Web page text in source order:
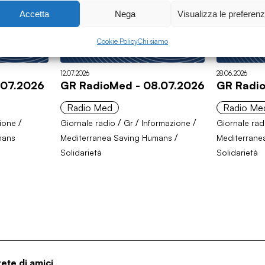
Accetta Nega Visualizza le
Cookie PolicyChi siamo
/
12.07.2026
GR RadioMed - 08.07.2026
Radio Med
Giornale radio / Gr/ Informazione /
Mediterranea Saving Humans /
Solidarietà
28.06.2026
GR
Radio
Giornale
Solidarietà